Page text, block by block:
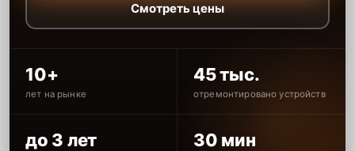
Смотреть цены
10+
лет на рынке
45 тыс.
отремонтировано устройств
до 3 лет 30 мин